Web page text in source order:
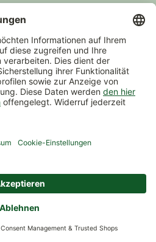
abonnieren
10%
Gutschein
jederzeit möglich)